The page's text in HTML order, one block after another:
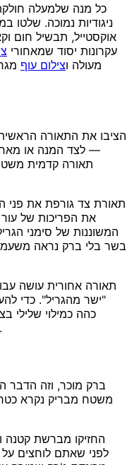
כל מנה שלמעלה
ניגודיות נמוכה. שלטו
אוקסטייל, תבשיל חום
עקרונות יסוד שמאחורי
מעולה וצילום עוף
הציבו את התאורה
— לצד המנה או
תאורה קדמית
תאורת צד גורפת את
את הפריכות של
המשוננות של סימני
בשר בלי ברק נראה
תאורה אחורית עושה
"ישר מהגריל". כדי
כהה כמילוי שלילי
החזירו אור עם רפלקטור לבן אל המנה.
ברק מוכר, וזה הדבר
משטח מבריק נקרא
החזיקו מברשת קטנה
לפני שאתם לוחצים